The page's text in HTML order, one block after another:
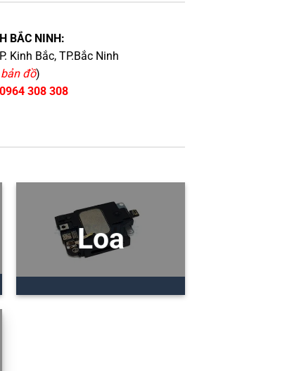
BẮC NINH:
Kinh Bắc, TP.Bắc Ninh
đồ)
0964 308 308
Loa